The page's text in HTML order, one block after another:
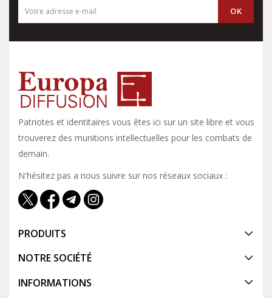
Patriotes et identitaires vous êtes ici sur un site libre et vous y
trouverez des munitions intellectuelles pour les combats de
demain.
N'hésitez pas a nous suivre sur nos réseaux sociaux :
PRODUITS
NOTRE SOCIÉTÉ
INFORMATIONS